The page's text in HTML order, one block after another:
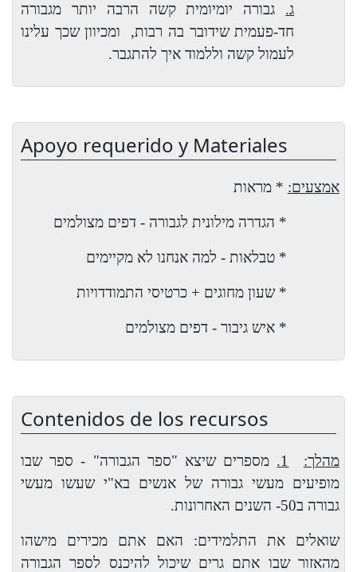
ג. גבורה יומיומית קשה הרבה יותר מגבורה
חד-פעמית שידובר בה רבות,
ומכיוון שכך עלינו
לעמול קשה וללמוד איך להתגבר.
Apoyo requerido y Materiales
אמצעים: * מראות
* הגדרה מילונית לגבורה - דפים מצולמים
* טבלאות - למה אנחנו לא מקיימים
* שעון מחוגים + כרטיסי התמודדויות
* איש גיבור - דפים מצולמים
Contenidos de los recursos
מהלך: 1.
מספרים שיצא "ספר הגבורה" - ספר שבו
מופיעים מעשי גבורה של אנשים בא"י שעשו מעשי
גבורה ב50- השנים האחרונות.
שואלים את התלמידים: האם אתם מכירים מישהו
מהאזור שבו אתם גרים שיכול להיכנס לספר הגבורה